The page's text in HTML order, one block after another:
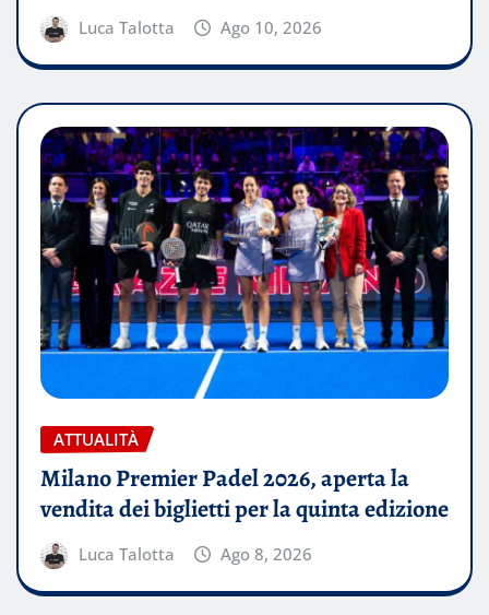
Luca Talotta Ago 10, 2026
ATTUALITÀ
Milano Premier Padel 2026, aperta la
vendita dei biglietti per la quinta edizione
Luca Talotta Ago 8, 2026